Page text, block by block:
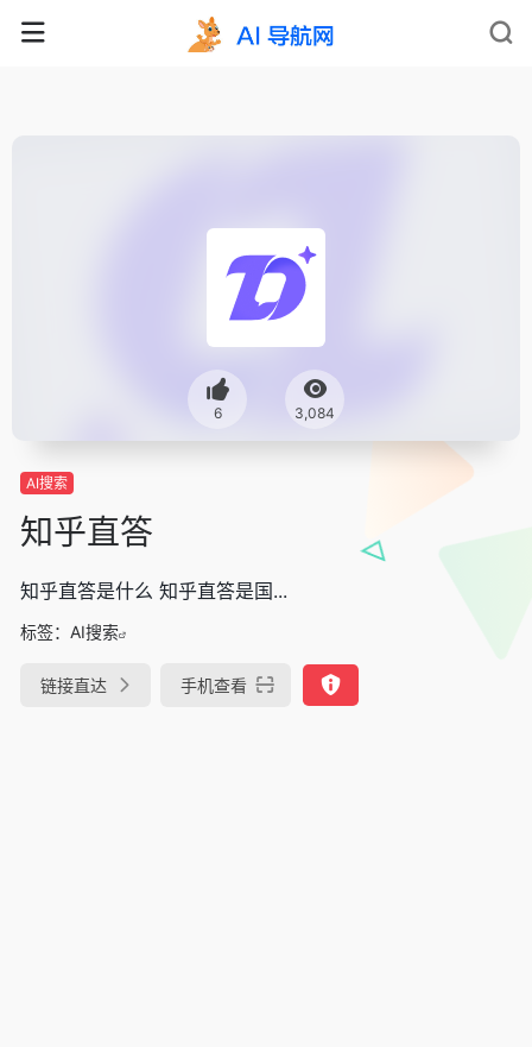
6 3,084
AI搜索
知乎直答
知乎直答是什么 知乎直答是国...
标签： AI搜索
链接直达 手机查看